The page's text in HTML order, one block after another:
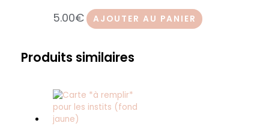
5.00€ AJOUTER AU PANIER
Produits similaires